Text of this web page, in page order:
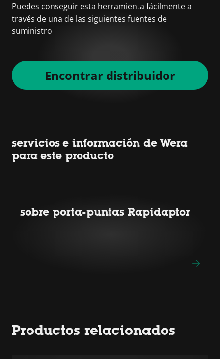
Puedes conseguir esta herramienta fácilmente a
través de una de las siguientes fuentes de
suministro :
Encontrar distribuidor
servicios e información de Wera
para este producto
sobre porta-puntas Rapidaptor
Productos relacionados